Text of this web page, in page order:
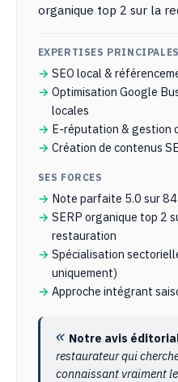
organique top 2 sur la
EXPERTISES PRINCIPALES
SEO local &
Optimisation Google
locales
E-réputation & gestion
Création de contenus
SES FORCES
Note parfaite 5.0 sur
SERP organique top 2
restauration
Spécialisation
uniquement)
Approche intégrant
Notre avis
restaurateur qui
connaissant vraiment